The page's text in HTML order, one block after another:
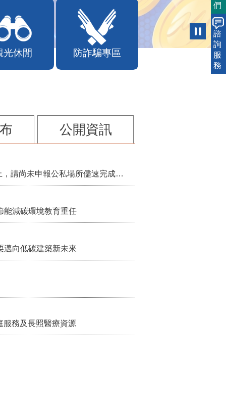
光休閒 防詐騙專區
公開資訊
115年第2季固定源空污費申報已於7月底截止，請尚未申報公私場所儘速完成申繳，以免面臨滯納金及罰鍰!
減碳環境教育重任
向低碳建築新未來
服務及長照醫療資源
們
諮
詢
服
務